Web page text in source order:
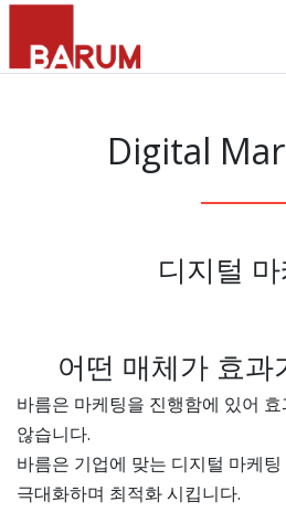
Digital
디지털
어떤 매체가 효과
바름은 마케팅을 진행함에 있어
않습니다.
바름은 기업에 맞는 디지털 마케
극대화하며 최적화 시킵니다.